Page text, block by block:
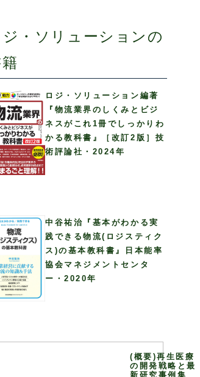
ジ・ソリューションの
ロジ・ソリューション編著
『物流業界のしくみとビジ
ネスがこれ1冊でしっかりわ
かる教科書』［改訂2版］技
術評論社・2024年
中谷祐治『基本がわかる実
践できる物流(ロジスティク
ス)の基本教科書』日本能率
協会マネジメントセンタ
ー・2020年
(概要)再生医療
の開発戦略と最
新研究事例集